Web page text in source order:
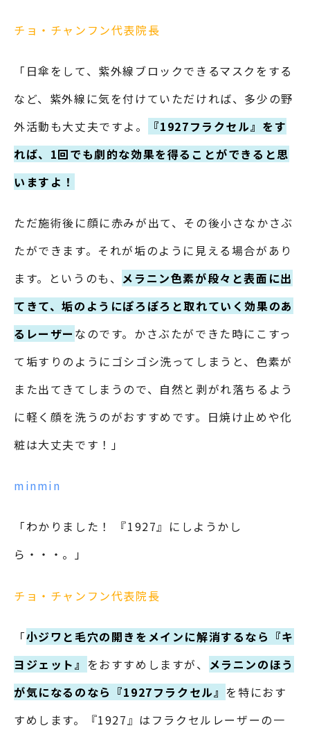
チョ・チャンフン代表院長
「日傘をして、紫外線ブロックできるマスクをする
など、紫外線に気を付けていただければ、多少の野
外活動も大丈夫ですよ。
『1927フラクセル』をす
れば、1回でも劇的な効果を得ることができると思
いますよ！
ただ施術後に顔に赤みが出て、その後小さなかさぶ
たができます。それが垢のように見える場合があり
ます。というのも、 メラニン色素が段々と表面に出
てきて、垢のようにぽろぽろと取れていく効果のあ
るレーザー なのです。かさぶたができた時にこすっ
て垢すりのようにゴシゴシ洗ってしまうと、色素が
また出てきてしまうので、自然と剥がれ落ちるよう
に軽く顔を洗うのがおすすめです。日焼け止めや化
粧は大丈夫です！」
minmin
「わかりました！ 『1927』にしようかし
ら・・・。」
チョ・チャンフン代表院長
「小ジワと毛穴の開きをメインに解消するなら『キ
ヨジェット』 をおすすめしますが、 メラニンのほう
が気になるのなら『1927フラクセル』 を特におす
すめします。『1927』はフラクセルレーザーの一